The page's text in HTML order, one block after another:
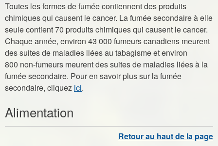
Toutes les formes de fumée contiennent des produits
chimiques qui causent le cancer. La fumée secondaire à elle
seule contient 70 produits chimiques qui causent le cancer.
Chaque année, environ 43 000 fumeurs canadiens meurent
des suites de maladies liées au tabagisme et environ
800 non-fumeurs meurent des suites de maladies liées à la
fumée secondaire. Pour en savoir plus sur la fumée
secondaire, cliquez ici.
Alimentation